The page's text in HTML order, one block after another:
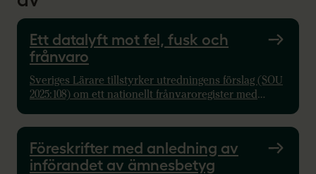
Ett datalyft mot fel, fusk och
frånvaro
Sveriges Lärare tillstyrker utredningens förslag (SOU
2025:108) om ett nationellt frånvaroregister med
överföringen av uppgifter till registret skyddas.
Föreskrifter med anledning av
införandet av ämnesbetyg